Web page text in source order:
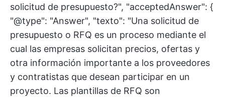
solicitud de presupuesto?", "acceptedAnswer": {
"@type": "Answer", "texto": "Una solicitud de
presupuesto o RFQ es un proceso mediante el
cual las empresas solicitan precios, ofertas y
otra información importante a los proveedores
y contratistas que desean participar en un
proyecto. Las plantillas de RFQ son